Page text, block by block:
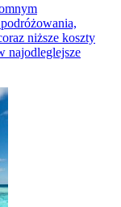
niższe koszty
najodleglejsze